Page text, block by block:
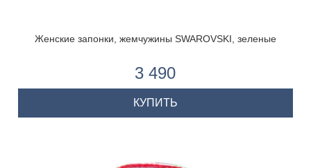
Женские запонки, жемчужины SWAROVSKI, зеленые
3 490
КУПИТЬ